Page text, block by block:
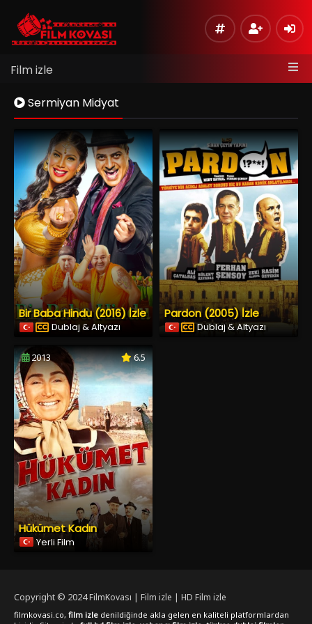
Film izle
Sermiyan Midyat
Bir Baba Hindu (2016) İzle
Dublaj & Altyazı
Pardon (2005) İzle
Dublaj & Altyazı
2013 6.5
Hükümet Kadın
Yerli Film
Copyright © 2024FilmKovası | Film izle | HD Film izle
filmkovasi.co, film izle denildiğinde akla gelen en kaliteli platformlardan